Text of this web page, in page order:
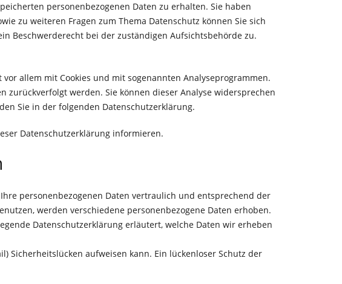
personenbezogenen Daten zu erhalten. Sie haben
zu weiteren Fragen zum Thema Datenschutz können Sie sich
Beschwerderecht bei der zuständigen Aufsichtsbehörde zu.
allem mit Cookies und mit sogenannten Analyseprogrammen.
zurückverfolgt werden. Sie können dieser Analyse widersprechen
Sie in der folgenden Datenschutzerklärung.
Datenschutzerklärung informieren.
personenbezogenen Daten vertraulich und entsprechend der
werden verschiedene personenbezogene Daten erhoben.
Datenschutzerklärung erläutert, welche Daten wir erheben
Sicherheitslücken aufweisen kann. Ein lückenloser Schutz der